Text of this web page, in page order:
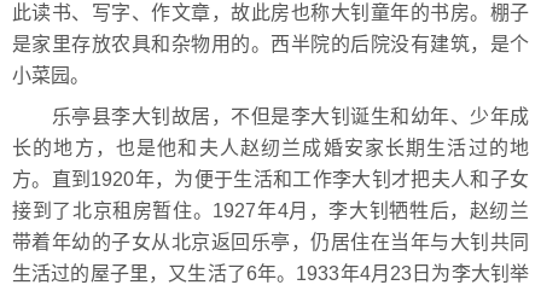
此读书、写字、作文章，故此房也称大钊童年的书房。棚子
是家里存放农具和杂物用的。西半院的后院没有建筑，是个
小菜园。
乐亭县李大钊故居，不但是李大钊诞生和幼年、少年成
长的地方，也是他和夫人赵纫兰成婚安家长期生活过的地
方。直到1920年，为便于生活和工作李大钊才把夫人和子女
接到了北京租房暂住。1927年4月，李大钊牺牲后，赵纫兰
带着年幼的子女从北京返回乐亭，仍居住在当年与大钊共同
生活过的屋子里，又生活了6年。1933年4月23日为李大钊举